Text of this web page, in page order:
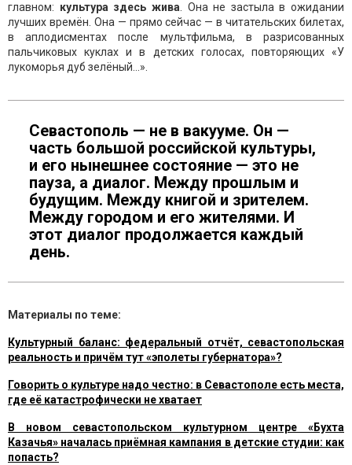
главном: культура здесь жива . Она не застыла в ожидании
лучших времён. Она — прямо сейчас — в читательских билетах,
в аплодисментах после мультфильма, в разрисованных
пальчиковых куклах и в детских голосах, повторяющих «У
лукоморья дуб зелёный…».
Севастополь — не в вакууме. Он —
часть большой российской культуры,
и его нынешнее состояние — это не
пауза, а диалог. Между прошлым и
будущим. Между книгой и зрителем.
Между городом и его жителями. И
этот диалог продолжается каждый
день.
Материалы по теме:
Культурный баланс: федеральный отчёт, севастопольская
реальность и причём тут «эполеты губернатора»?
Говорить о культуре надо честно: в Севастополе есть места,
где её катастрофически не хватает
В новом севастопольском культурном центре «Бухта
Казачья» началась приёмная кампания в детские студии: как
попасть?